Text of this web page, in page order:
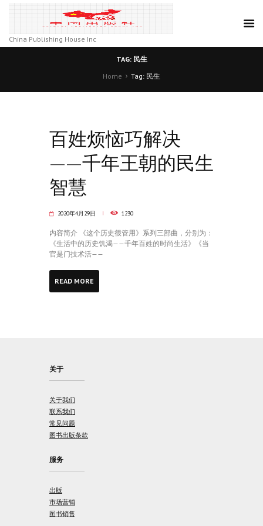
China Publishing House Inc
TAG: 民生
Home
Tag: 民生
百姓烦恼巧解决
——千年王朝的民生
智慧
2020年4月29日 1230
内容简介 《这个历史很管用》系列三部曲，分别为：
《生活中的历史饥渴——千年百姓的时尚生活》《当
官是门技术活——
READ MORE
关于
关于我们
联系我们
常见问题
图书出版条款
服务
出版
市场营销
图书销售